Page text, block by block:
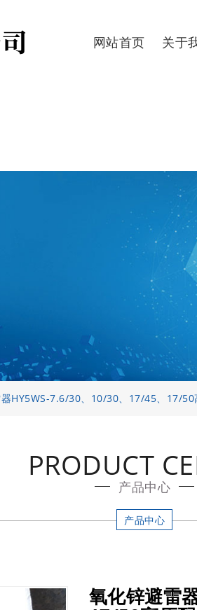
网站首页 关于
HY5WS-7.6/30、10/30、17/45、17/50
PRODUCT
产品中心
产品中心
氧化锌避雷